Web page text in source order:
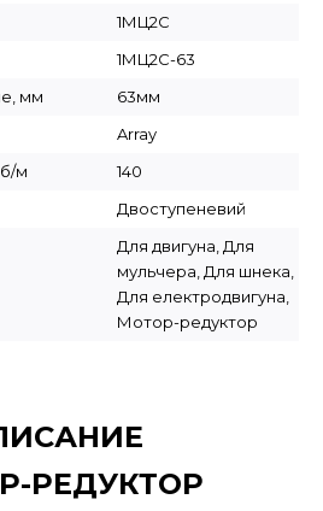
1МЦ2С
1МЦ2С-63
мм
63мм
Array
м
140
Двоступеневий
Для двигуна, Для
мульчера, Для шнека,
Для електродвигуна,
Мотор-редуктор
РЕДУКТОР